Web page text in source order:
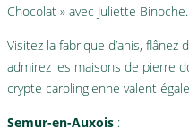
Chocolat » avec Juliette Binoche.
Visitez la fabrique d’anis,
admirez les maisons de pierre
crypte carolingienne valent
Semur-en-Auxois :